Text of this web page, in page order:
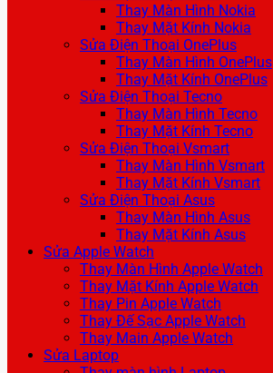
Thay Màn Hình Nokia
Thay Mặt Kính Nokia
Sửa Điện Thoại OnePlus
Thay Màn Hình OnePlus
Thay Mặt Kính OnePlus
Sửa Điện Thoại Tecno
Thay Màn Hình Tecno
Thay Mặt Kính Tecno
Sửa Điện Thoại Vsmart
Thay Màn Hình Vsmart
Thay Mặt Kính Vsmart
Sửa Điện Thoại Asus
Thay Màn Hình Asus
Thay Mặt Kính Asus
Sửa Apple Watch
Thay Màn Hình Apple Watch
Thay Mặt Kính Apple Watch
Thay Pin Apple Watch
Thay Đế Sạc Apple Watch
Thay Main Apple Watch
Sửa Laptop